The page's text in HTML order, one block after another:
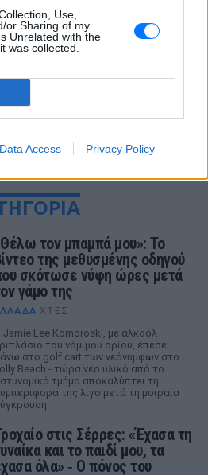
Use,
or Sharing of my
Unrelated with the
was collected.
Data Access Privacy Policy
τον μπαμπά μου»: Το
της μεθυσμένης οδηγού
σκότωσε νύφη ώρες μετά
γάμο της
ΧΤΕΣ
Jamie Lee Komoroski, με αλκοόλ
του νόμιμου ορίου, έπεσε
στο golf cart των νεόνυμφων στο
Beach - τώρα νέο υλικό από το
τμήμα αποκαλύπτει τη
της λίγο μετά τη μοιραία
στις Σέρρες: «Έχασα τη
και το παιδί μου, τα
όλα» ‑ Ο πόνος του